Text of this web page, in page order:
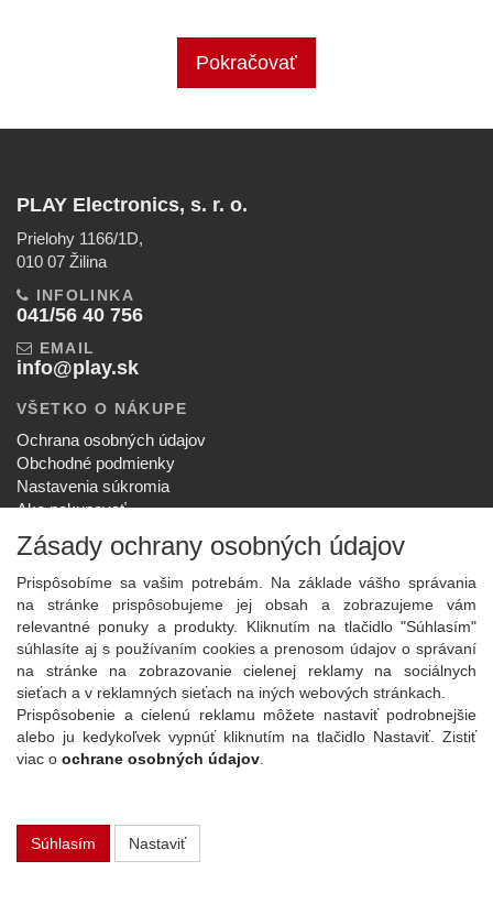
Pokračovať
PLAY Electronics, s. r. o.
Prielohy 1166/1D,
010 07 Žilina
INFOLINKA
041/56 40 756
EMAIL
info@play.sk
VŠETKO O NÁKUPE
Ochrana osobných údajov
Obchodné podmienky
Nastavenia súkromia
Ako nakupovať
Reklamačný poriadok
SPOLOČNOSŤ
O nás
Kontakt
Služby
Aktuality
NOVINKY NA EMAIL
Prihlásiť
Viac informácií o tejto službe
Copyright
Zásady ochrany osobných údajov
Prispôsobíme sa vašim potrebám. Na základe vášho správania
na stránke prispôsobujeme jej obsah a zobrazujeme vám
relevantné ponuky a produkty. Kliknutím na tlačidlo "Súhlasím"
súhlasíte aj s používaním cookies a prenosom údajov o správaní
na stránke na zobrazovanie cielenej reklamy na sociálnych
sieťach a v reklamných sieťach na iných webových stránkach.
Prispôsobenie a cielenú reklamu môžete nastaviť podrobnejšie
alebo ju kedykoľvek vypnúť kliknutím na tlačidlo Nastaviť. Zistiť
viac o ochrane osobných údajov
Súhlasím Nastaviť